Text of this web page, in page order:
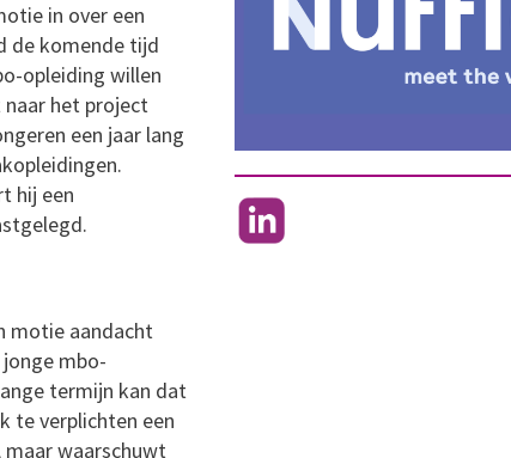
in over een
de komende tijd
opleiding willen
naar het project
een jaar lang
hij een
motie aandacht
mbo-
termijn kan dat
te verplichten een
waarschuwt